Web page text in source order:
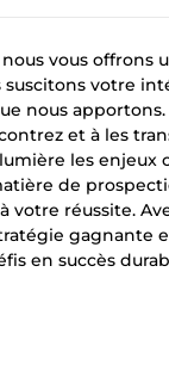
vous offrons
suscitons votre
nous apportons.
et à les
les enjeux
de
votre réussite.
gagnante
en succès